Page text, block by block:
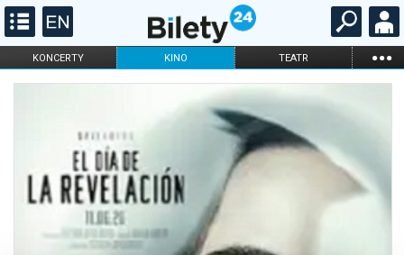
KONCERTY KINO TEATR ...
FILHARMONIA OPERA I BALET